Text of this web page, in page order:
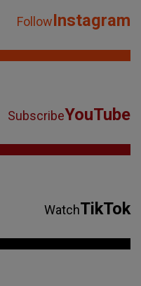
FollowInstagram
SubscribeYouTube
WatchTikTok